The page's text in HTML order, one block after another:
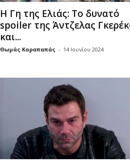
Η Γη της Ελιάς: Το δυνατό
spoiler της Άντζελας
και...
Θωμάς Καραπαπάς - 14 Ιουνίου 2024